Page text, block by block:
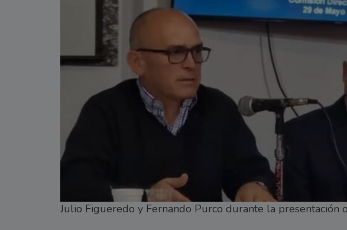
Julio Figueredo y Fernando Purco durante la presentación